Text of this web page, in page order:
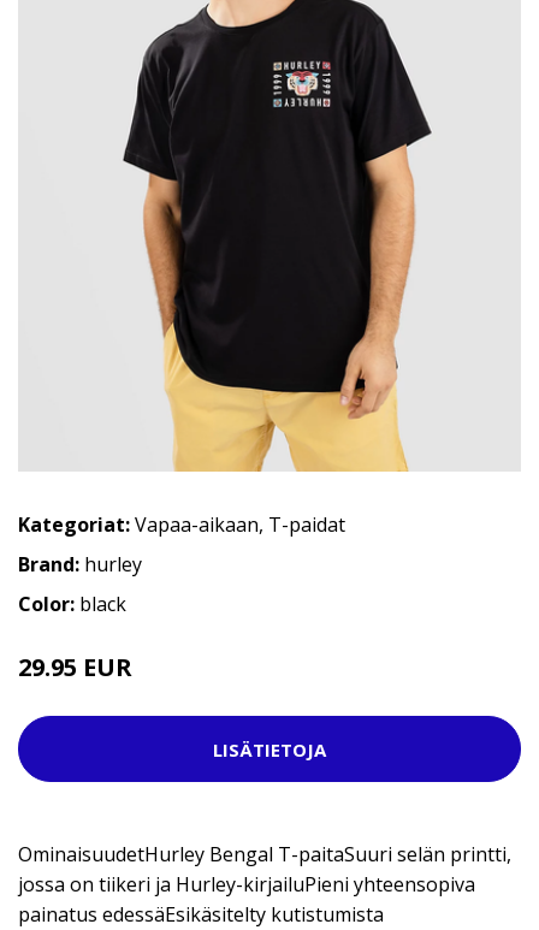
Kategoriat:Vapaa-aikaan, T-paidat
Brand: hurley
Color: black
29.95 EUR
LISÄTIETOJA
OminaisuudetHurley Bengal T-paitaSuuri selän printti,
jossa on tiikeri ja Hurley-kirjailuPieni yhteensopiva
painatus edessäEsikäsitelty kutistumista